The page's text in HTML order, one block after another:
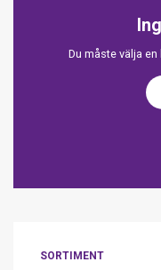
Du måste välja
SORTIMENT